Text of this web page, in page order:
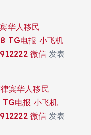
华人移民
TG电报 小飞机
微信 发表
宾华人移民
电报 小飞机
微信 发表